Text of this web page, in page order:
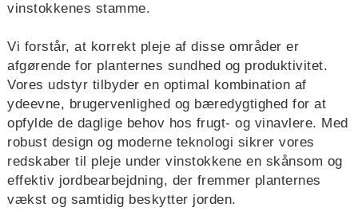
vinstokkenes stamme.
Vi forstår, at korrekt pleje af disse områder er
afgørende for planternes sundhed og produktivitet.
Vores udstyr tilbyder en optimal kombination af
ydeevne, brugervenlighed og bæredygtighed for at
opfylde de daglige behov hos frugt- og vinavlere. Med
robust design og moderne teknologi sikrer vores
redskaber til pleje under vinstokkene en skånsom og
effektiv jordbearbejdning, der fremmer planternes
vækst og samtidig beskytter jorden.